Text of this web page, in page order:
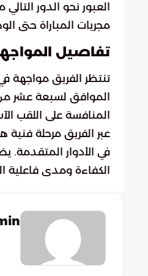
العبور نحو الدور
مجريات المباراة حتى
تفاصيل
تنتظر الفريق مواجهة
الموافق لسبعة عشر
المنافسة على اللقب
عبر الفريق مرحلة فنية
في الأدوار المتقدمة.
الكفاءة ومدى فاعلية